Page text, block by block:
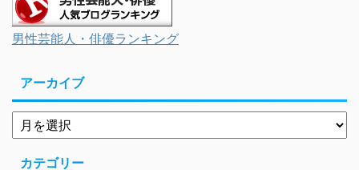
男性芸能人・俳優ランキング
アーカイブ
カテゴリー